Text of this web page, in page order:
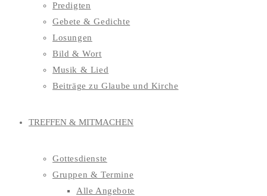
Predigten
Gebete & Gedichte
Losungen
Bild & Wort
Musik & Lied
Beiträge zu Glaube und Kirche
TREFFEN & MITMACHEN
Gottesdienste
Gruppen & Termine
Alle Angebote